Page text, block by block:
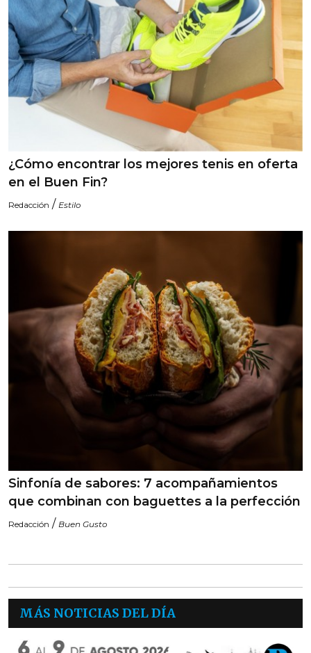
¿Cómo encontrar los mejores tenis en oferta
en el Buen Fin?
Redacción / Estilo
Sinfonía de sabores: 7 acompañamientos
que combinan con baguettes a la perfección
Redacción / Buen Gusto
MÁS NOTICIAS DEL DÍA